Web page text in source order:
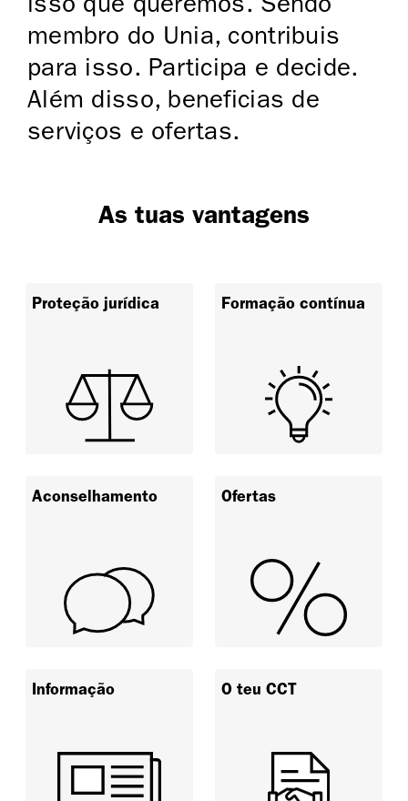
membro do Unia, contribuis
para isso. Participa e decide.
Além disso, beneficias de
serviços e ofertas.
As tuas vantagens
Proteção jurídica Formação contínua
Aconselhamento Ofertas
Informação O teu CCT